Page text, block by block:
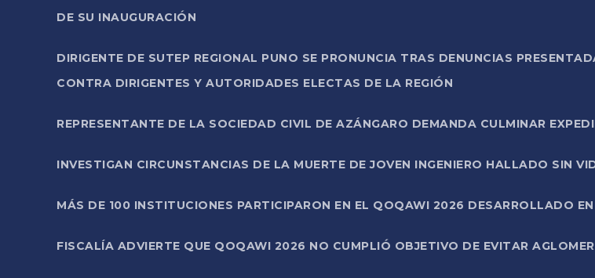
DE SU INAUGURACIÓN
DIRIGENTE DE SUTEP REGIONAL PUNO SE PRONUNCIA TRAS DENUNCIAS
CONTRA DIRIGENTES Y AUTORIDADES ELECTAS DE LA REGIÓN
REPRESENTANTE DE LA SOCIEDAD CIVIL DE AZÁNGARO DEMANDA CULMINAR
INVESTIGAN CIRCUNSTANCIAS DE LA MUERTE DE JOVEN INGENIERO HALLADO SIN
MÁS DE 100 INSTITUCIONES PARTICIPARON EN EL QOQAWI 2026 DESARROLLADO
FISCALÍA ADVIERTE QUE QOQAWI 2026 NO CUMPLIÓ OBJETIVO DE EVITAR